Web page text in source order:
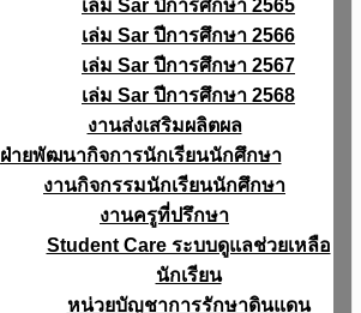
เล่ม Sar ปีการศึกษา 2565
เล่ม Sar ปีการศึกษา 2566
เล่ม Sar ปีการศึกษา 2567
เล่ม Sar ปีการศึกษา 2568
งานส่งเสริมผลิตผล
ฝ่ายพัฒนากิจการนักเรียนนักศึกษา
งานกิจกรรมนักเรียนนักศึกษา
งานครูที่ปรึกษา
Student Care ระบบดูแลช่วยเหลือ
นักเรียน
หน่วยบัญชาการรักษาดินแดน